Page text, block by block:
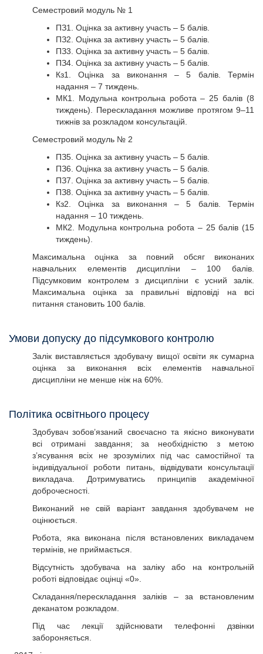
Семестровий модуль № 1
ПЗ1. Оцінка за активну участь – 5 балів.
ПЗ2. Оцінка за активну участь – 5 балів.
ПЗ3. Оцінка за активну участь – 5 балів.
ПЗ4. Оцінка за активну участь – 5 балів.
Кз1. Оцінка за виконання – 5 балів. Термін
надання – 7 тиждень.
МК1. Модульна контрольна робота – 25 балів (8
тиждень). Перескладання можливе протягом 9–11
тижнів за розкладом консультацій.
Семестровий модуль № 2
ПЗ5. Оцінка за активну участь – 5 балів.
ПЗ6. Оцінка за активну участь – 5 балів.
ПЗ7. Оцінка за активну участь – 5 балів.
ПЗ8. Оцінка за активну участь – 5 балів.
Кз2. Оцінка за виконання – 5 балів. Термін
надання – 10 тиждень.
МК2. Модульна контрольна робота – 25 балів (15
тиждень).
Максимальна оцінка за повний обсяг виконаних
навчальних елементів дисципліни – 100 балів.
Підсумковим контролем з дисципліни є усний залік.
Максимальна оцінка за правильні відповіді на всі
питання становить 100 балів.
Умови допуску до підсумкового контролю
Залік виставляється здобувачу вищої освіти як сумарна
оцінка за виконання всіх елементів навчальної
дисципліни не менше ніж на 60%.
Політика освітнього процесу
Здобувач зобов’язаний своєчасно та якісно виконувати
всі отримані завдання; за необхідністю з метою
з’ясування всіх не зрозумілих під час самостійної та
індивідуальної роботи питань, відвідувати консультації
викладача. Дотримуватись принципів академічної
доброчесності.
Виконаний не свій варіант завдання здобувачем не
оцінюється.
Робота, яка виконана після встановлених викладачем
термінів, не приймається.
Відсутність здобувача на заліку або на контрольній
роботі відповідає оцінці «0».
Складання/перескладання заліків – за встановленим
деканатом розкладом.
Під час лекції здійснювати телефонні дзвінки
забороняється.